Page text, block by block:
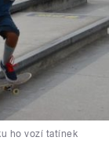
ho vozí tatínek